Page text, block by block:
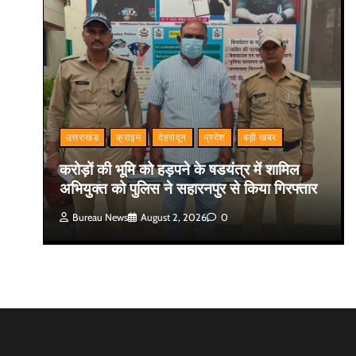
उत्तराखंड क्राइम देहरादून प्रदेश बड़ी खबर
करोड़ों की भूमि को हड़पने के षडयंत्र में शामिल
अभियुक्त को पुलिस ने सहारनपुर से किया गिरफ्तार
Bureau News August 2, 2026 0